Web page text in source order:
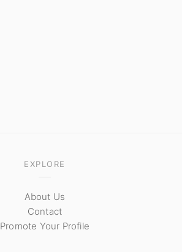
EXPLORE
About Us
Contact
Promote Your Profile